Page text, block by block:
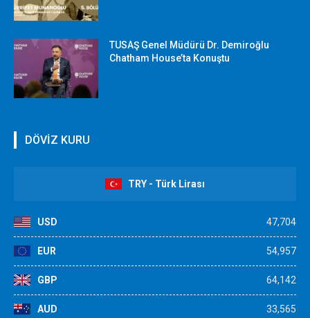
TUSAŞ Genel Müdürü Dr. Demiroğlu
Chatham House’ta Konuştu
DÖVİZ KURU
TRY - Türk Lirası
USD 47,704
EUR 54,957
GBP 64,142
AUD 33,565